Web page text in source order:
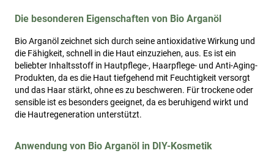
Die besonderen Eigenschaften von Bio Arganöl
Bio Arganöl zeichnet sich durch seine antioxidative Wirkung und
die Fähigkeit, schnell in die Haut einzuziehen, aus. Es ist ein
beliebter Inhaltsstoff in Hautpflege-, Haarpflege- und Anti-Aging-
Produkten, da es die Haut tiefgehend mit Feuchtigkeit versorgt
und das Haar stärkt, ohne es zu beschweren. Für trockene oder
sensible ist es besonders geeignet, da es beruhigend wirkt und
die Hautregeneration unterstützt.
Anwendung von Bio Arganöl in DIY-Kosmetik